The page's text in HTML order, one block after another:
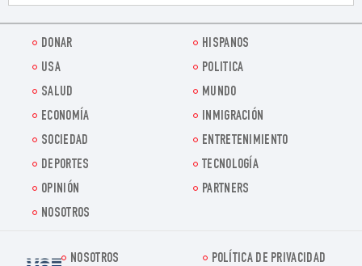
DONAR
HISPANOS
USA
POLITICA
SALUD
MUNDO
ECONOMÍA
INMIGRACIÓN
SOCIEDAD
ENTRETENIMIENTO
DEPORTES
TECNOLOGÍA
OPINIÓN
PARTNERS
NOSOTROS
NOSOTROS POLÍTICA DE PRIVACIDAD